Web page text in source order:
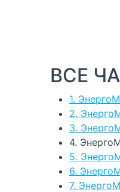
ВСЕ
1.
2.
3.
4.
5.
6.
7.